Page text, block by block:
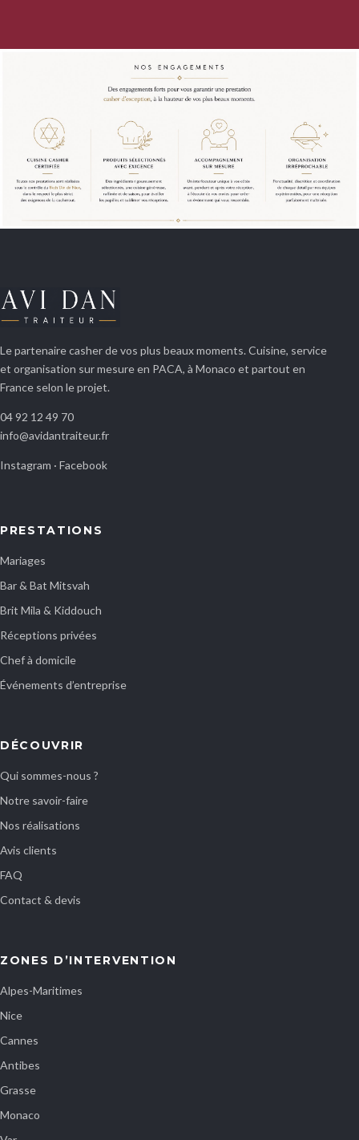
Le partenaire casher de vos plus beaux moments. Cuisine, service
et organisation sur mesure en PACA, à Monaco et partout en
France selon le projet.
04 92 12 49 70
info@avidantraiteur.fr
Instagram · Facebook
PRESTATIONS
Mariages
Bar & Bat Mitsvah
Brit Mila & Kiddouch
Réceptions privées
Chef à domicile
Événements d’entreprise
DÉCOUVRIR
Qui sommes-nous ?
Notre savoir-faire
Nos réalisations
Avis clients
FAQ
Contact & devis
ZONES D’INTERVENTION
Alpes-Maritimes
Nice
Cannes
Antibes
Grasse
Monaco